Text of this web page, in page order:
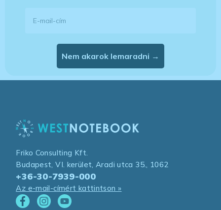
Nem akarok lemaradni →
Friko Consulting Kft.
Budapest, VI. kerület, Aradi utca 35., 1062
+36-30-7939-000
Az e-mail-címért kattintson »